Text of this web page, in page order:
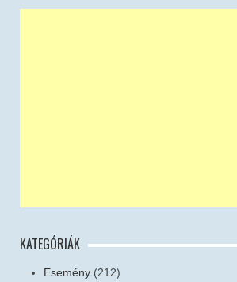
KATEGÓRIÁK
Esemény (212)